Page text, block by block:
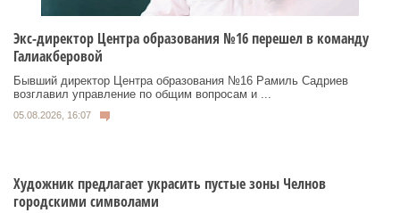
Экс-директор Центра образования №16 перешел в команду
Галиакберовой
Бывший директор Центра образования №16 Рамиль Садриев
возглавил управление по общим вопросам и ...
05.08.2026, 16:07
Художник предлагает украсить пустые зоны Челнов
городскими символами